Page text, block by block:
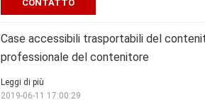
CONTATTO
Case accessibili trasportabili del
professionale del contenitore
Leggi di più
2019-06-11 17:00:29